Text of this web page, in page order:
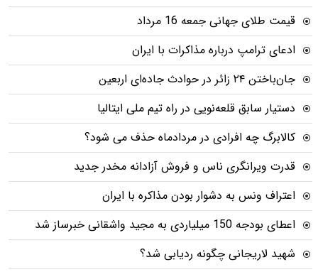
قیمت طلای جهانی جمعه 16 مرداد
ادعای ترامپ درباره مذاکرات با ایران
جان‌باختن ۲۴ زائر در حوادث جاده‌ای اربعین
دستیار سابق قلعه‌نویی در راه تیم ملی ایتالیا
کالابرگ چه افرادی در مردادماه حذف می شود؟
قدرت ویرانگری ناس و فروش آزادانه مخدر جدید
اعتراف ونس به دشوار بودن مذاکره با ایران
اعطای بودجه 150 میلیاردی به مجید واشقانی خبرساز شد
شهید لاریجانی چگونه ردیابی شد؟